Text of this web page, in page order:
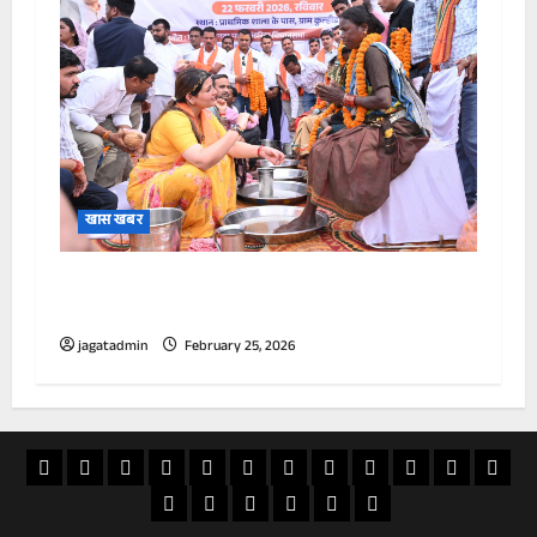
खास खबर
jagatadmin February 25, 2026
खास
राज्य विदेशअपराध
देश खेल आस्थामनोरंजनवीडियोचुनावराशिफल
शिक्षासियासत
ई
स्वास्थ्यजापान
20